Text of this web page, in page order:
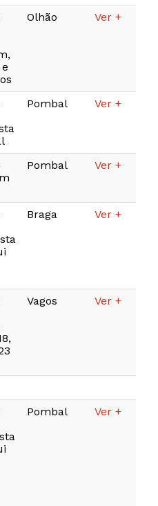
Olhão Ver +
Pombal Ver +
Pombal Ver +
Braga Ver +
Vagos Ver +
Pombal Ver +